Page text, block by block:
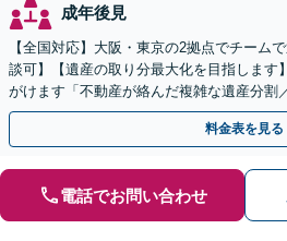
成年後見
【全国対応】大阪・東京の2拠点でチーム
談可】【遺産の取り分最大化を目指します
がけます「不動産が絡んだ複雑な遺産分割
執行／事業承継など、お任せください」【
料金表を見る
電話でお問い合わせ